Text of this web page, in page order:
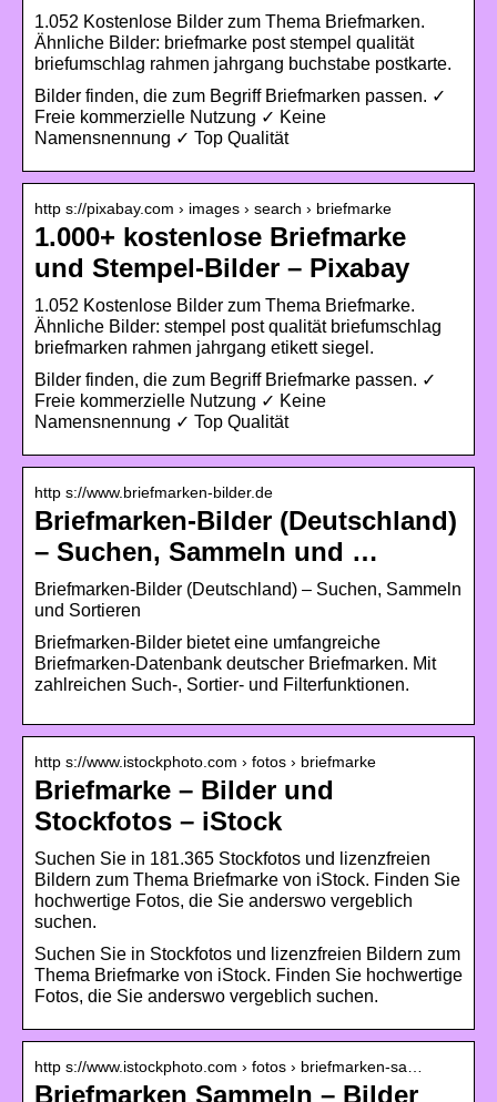
1.052 Kostenlose Bilder zum Thema Briefmarken.
Ähnliche Bilder: briefmarke post stempel qualität
briefumschlag rahmen jahrgang buchstabe postkarte.
Bilder finden, die zum Begriff Briefmarken passen. ✓
Freie kommerzielle Nutzung ✓ Keine
Namensnennung ✓ Top Qualität
http s://pixabay.com › images › search › briefmarke
1.000+ kostenlose Briefmarke
und Stempel-Bilder – Pixabay
1.052 Kostenlose Bilder zum Thema Briefmarke.
Ähnliche Bilder: stempel post qualität briefumschlag
briefmarken rahmen jahrgang etikett siegel.
Bilder finden, die zum Begriff Briefmarke passen. ✓
Freie kommerzielle Nutzung ✓ Keine
Namensnennung ✓ Top Qualität
http s://www.briefmarken-bilder.de
Briefmarken-Bilder (Deutschland)
– Suchen, Sammeln und …
Briefmarken-Bilder (Deutschland) – Suchen, Sammeln
und Sortieren
Briefmarken-Bilder bietet eine umfangreiche
Briefmarken-Datenbank deutscher Briefmarken. Mit
zahlreichen Such-, Sortier- und Filterfunktionen.
http s://www.istockphoto.com › fotos › briefmarke
Briefmarke – Bilder und
Stockfotos – iStock
Suchen Sie in 181.365 Stockfotos und lizenzfreien
Bildern zum Thema Briefmarke von iStock. Finden Sie
hochwertige Fotos, die Sie anderswo vergeblich
suchen.
Suchen Sie in Stockfotos und lizenzfreien Bildern zum
Thema Briefmarke von iStock. Finden Sie hochwertige
Fotos, die Sie anderswo vergeblich suchen.
http s://www.istockphoto.com › fotos › briefmarken-sa…
Briefmarken Sammeln – Bilder